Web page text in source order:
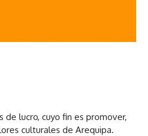
de lucro, cuyo fin es promover,
culturales de Arequipa.